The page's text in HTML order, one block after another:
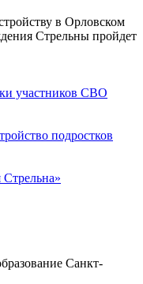
в Орловском
Стрельны пройдет
участников СВО
подростков